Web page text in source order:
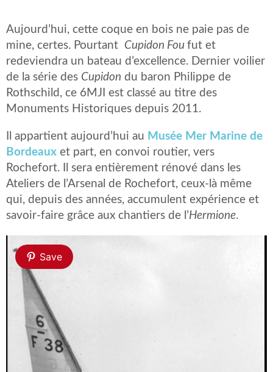
Aujourd’hui, cette coque en bois ne paie pas de
mine, certes. Pourtant Cupidon Fou fut et
redeviendra un bateau d’excellence. Dernier voilier
de la série des Cupidon du baron Philippe de
Rothschild, ce 6MJI est classé au titre des
Monuments Historiques depuis 2011.
Il appartient aujourd’hui au Musée Mer Marine de
Bordeaux et part, en convoi routier, vers
Rochefort. Il sera entièrement rénové dans les
Ateliers de l’Arsenal de Rochefort, ceux-là même
qui, depuis des années, accumulent expérience et
savoir-faire grâce aux chantiers de l’Hermione.
Save